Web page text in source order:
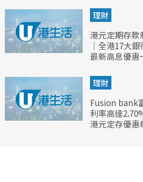
理財
港元定期存款
｜全港17大
最新高息優惠
理財
Fusion bank
利率高達
港元定存優惠